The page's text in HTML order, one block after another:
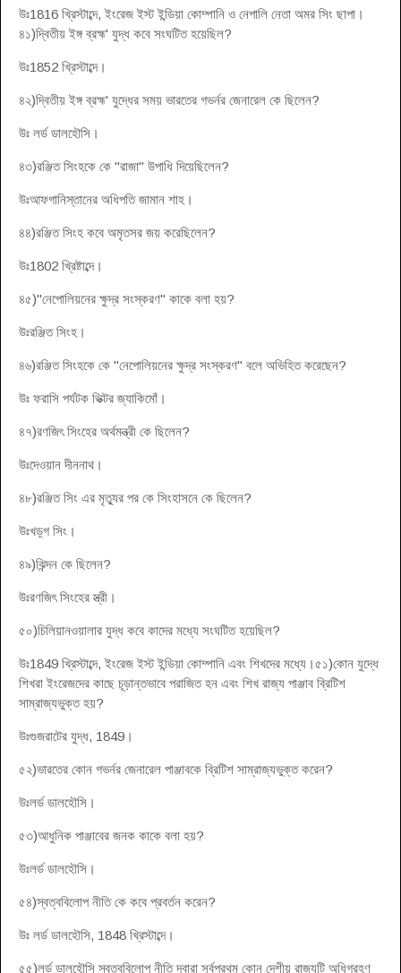
উঃ1816 খ্রিস্টাব্দে, ইংরেজ ইস্ট ইন্ডিয়া কোম্পানি ও নেপালি নেতা অমর সিং ছাপা।
৪১)দ্বিতীয় ইঙ্গ ব্রহ্ম' যুদ্ধ কবে সংঘটিত হয়েছিল?
উঃ1852 খ্রিস্টাব্দে।
৪২)দ্বিতীয় ইঙ্গ ব্রহ্ম' যুদ্ধের সময় ভারতের গভর্নর জেনারেল কে ছিলেন?
উঃ লর্ড ডালহৌসি।
৪৩)রঞ্জিত সিংহকে কে "রাজা" উপাধি দিয়েছিলেন?
উঃআফগানিস্তানের অধিপতি জামান শাহ।
৪৪)রঞ্জিত সিংহ কবে অমৃতসর জয় করেছিলেন?
উঃ1802 খ্রিষ্টাব্দে।
৪৫)"নেপোলিয়নের ক্ষুদ্র সংস্করণ" কাকে বলা হয়?
উঃরঞ্জিত সিংহ।
৪৬)রঞ্জিত সিংহকে কে "নেপোলিয়নের ক্ষুদ্র সংস্করণ" বলে অভিহিত করেছেন?
উঃ ফরাসি পর্যটক ভিক্টর জ্যাকিমোঁ।
৪৭)রণজিৎ সিংহের অর্থমন্ত্রী কে ছিলেন?
উঃদেওয়ান দীননাথ।
৪৮)রঞ্জিত সিং এর মৃত্যুর পর কে সিংহাসনে কে ছিলেন?
উঃখড়্গ সিং।
৪৯)ঝিন্দন কে ছিলেন?
উঃরণজিৎ সিংহের স্ত্রী।
৫০)চিলিয়ানওয়ালার যুদ্ধ কবে কাদের মধ্যে সংঘটিত হয়েছিল?
উঃ1849 খ্রিস্টাব্দে, ইংরেজ ইস্ট ইন্ডিয়া কোম্পানি এবং শিখদের মধ্যে।৫১)কোন যুদ্ধে
শিখরা ইংরেজদের কাছে চূড়ান্তভাবে পরাজিত হন এবং শিখ রাজ্য পাঞ্জাব ব্রিটিশ
সাম্রাজ্যভুক্ত হয়?
উঃগুজরাটের যুদ্ধ, 1849।
৫২)ভারতের কোন গভর্নর জেনারেল পাঞ্জাবকে ব্রিটিশ সাম্রাজ্যভুক্ত করেন?
উঃলর্ড ডালহৌসি।
৫৩)আধুনিক পাঞ্জাবের জনক কাকে বলা হয়?
উঃলর্ড ডালহৌসি।
৫৪)স্বত্ববিলোপ নীতি কে কবে প্রবর্তন করেন?
উঃ লর্ড ডালহৌসি, 1848 খ্রিস্টাব্দে।
৫৫)লর্ড ডালহৌসি স্বত্ববিলোপ নীতি দ্বারা সর্বপ্রথম কোন দেশীয় রাজ্যটি অধিগ্রহণ